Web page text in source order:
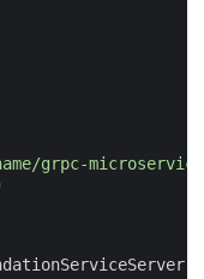
grpc-